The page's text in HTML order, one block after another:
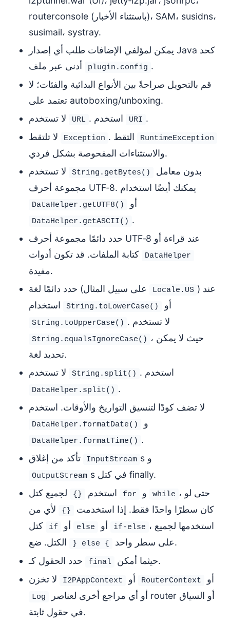
routerconsole (باستثناء الأخبار)، SAM، susidns،
susimail، systray.
يمكن لمؤلفي الإضافات طلب أي إصدار Java كحد
plugin.config .
قم بالتحويل صراحةً بين الأنواع البدائية والفئات؛ لا
تعتمد على autoboxing/unboxing.
URL URI .
Exception RuntimeException
والاستثناءات المفحوصة بشكل فردي.
String.getBytes()
مجموعة أحرف UTF‑8. يمكنك أيضًا استخدام
DataHelper.getUTF8() أو
DataHelper.getASCII() .
حدد دائمًا مجموعة أحرف UTF‑8 عند قراءة أو
DataHelper
مفيدة.
Locale.US ) عند
String.toLowerCase() أو
String.toUpperCase() . لا تستخدم
String.equalsIgnoreCase() ، حيث لا يمكن
تحديد لغة.
String.split() . استخدم
DataHelper.split() .
لا تضف كودًا لتنسيق التواريخ والأوقات. استخدم
DataHelper.formatDate() و
DataHelper.formatTime() .
InputStream s و
OutputStream
s في كتل finally.
استخدم
{} for while ، حتى لو
كان سطرًا واحدًا فقط. إذا استخدمت
{}
لأي من
if else if-else ، استخدمها لجميع
} else {
على سطر واحد.
final
حيثما أمكن.
I2PAppContext RouterContext أو
Log
في حقول ثابتة.